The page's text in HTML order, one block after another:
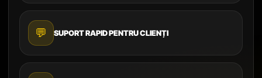
💬 SUPORT RAPID PENTRU CLIENȚI